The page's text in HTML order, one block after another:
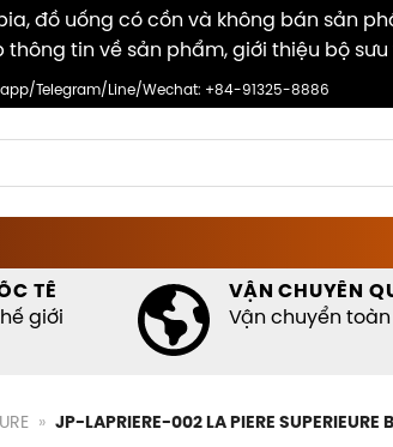
đồ uống có cồn và không bán sản
tin về sản phẩm, giới thiệu bộ sưu
Telegram/Line/Wechat: +84-91325-8886
TẾ
giới
VẬN CHUYỂN
Vận chuyển
» JP-LAPRIERE-002 LA PIERE SUPERIEURE